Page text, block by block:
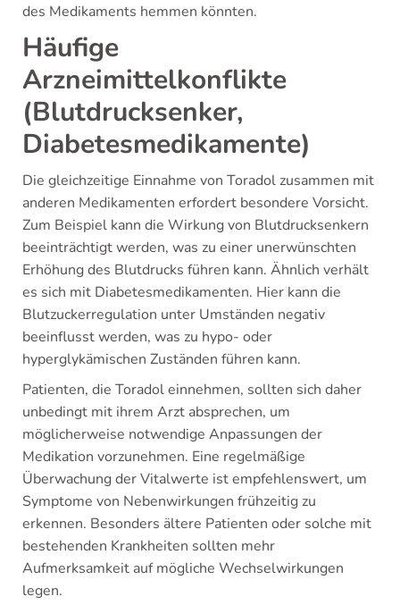
des Medikaments hemmen könnten.
Häufige
Arzneimittelkonflikte
(Blutdrucksenker,
Diabetesmedikamente)
Die gleichzeitige Einnahme von Toradol zusammen mit
anderen Medikamenten erfordert besondere Vorsicht.
Zum Beispiel kann die Wirkung von Blutdrucksenkern
beeinträchtigt werden, was zu einer unerwünschten
Erhöhung des Blutdrucks führen kann. Ähnlich verhält
es sich mit Diabetesmedikamenten. Hier kann die
Blutzuckerregulation unter Umständen negativ
beeinflusst werden, was zu hypo- oder
hyperglykämischen Zuständen führen kann.
Patienten, die Toradol einnehmen, sollten sich daher
unbedingt mit ihrem Arzt absprechen, um
möglicherweise notwendige Anpassungen der
Medikation vorzunehmen. Eine regelmäßige
Überwachung der Vitalwerte ist empfehlenswert, um
Symptome von Nebenwirkungen frühzeitig zu
erkennen. Besonders ältere Patienten oder solche mit
bestehenden Krankheiten sollten mehr
Aufmerksamkeit auf mögliche Wechselwirkungen
legen.